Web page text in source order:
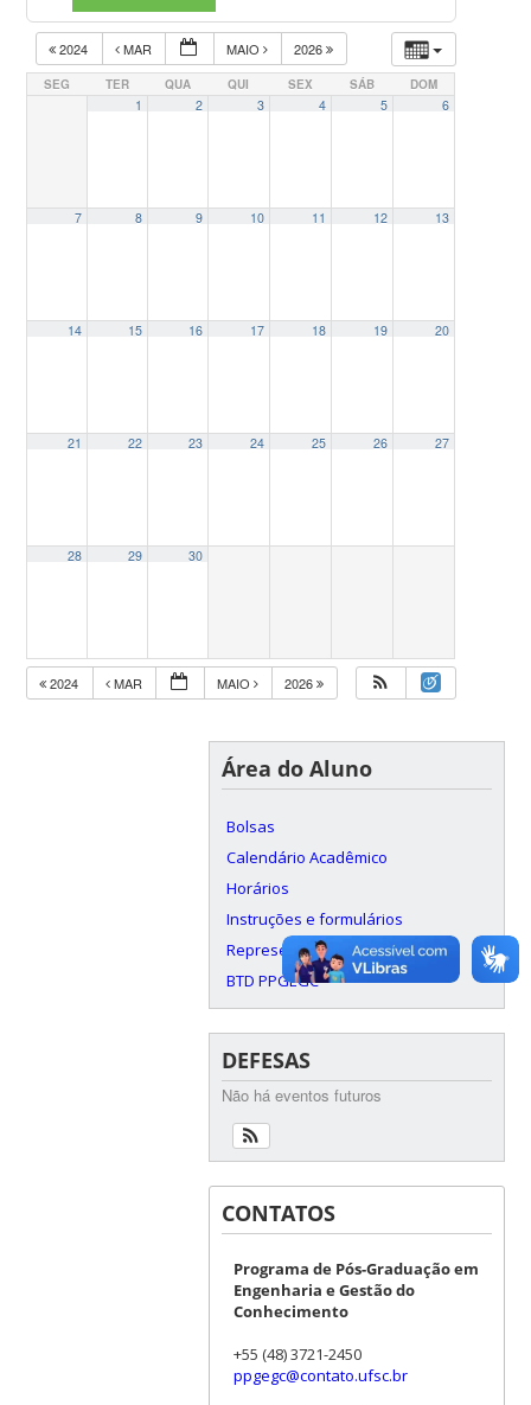
2024 MAR MAIO 2026
SEG TER QUA QUI SEX SÁB DOM
1 2 3 4 5 6
7 8 9 10 11 12 13
14 15 16 17 18 19 20
21 22 23 24 25 26 27
28 29 30
2024 MAR MAIO 2026
Área do Aluno
Bolsas
Calendário Acadêmico
Horários
Instruções e formulários
Representação Discente
BTD PPGEGC
DEFESAS
Não há eventos futuros
CONTATOS
Programa de Pós-Graduação em
Engenharia e Gestão do
Conhecimento
+55 (48) 3721-2450
ppgegc@contato.ufsc.br